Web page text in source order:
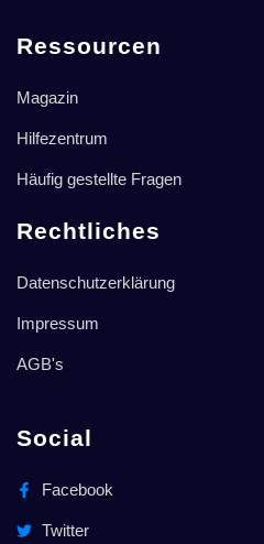
Ressourcen
Magazin
Hilfezentrum
Häufig gestellte Fragen
Rechtliches
Datenschutzerklärung
Impressum
AGB's
Social
Facebook
Twitter